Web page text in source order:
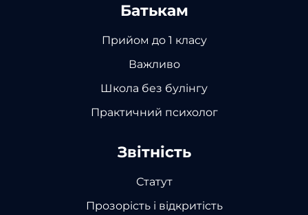
Батькам
Прийом до 1 класу
Важливо
Школа без булінгу
Практичний психолог
Звітність
Статут
Прозорість і відкритість